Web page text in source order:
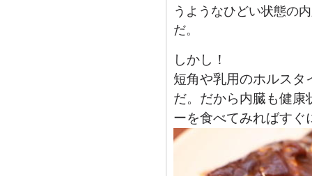
うようなひどい状態の
だ。
しかし！
短角や乳用のホルスタ
だ。だから内臓も健康
ーを食べてみればすぐ